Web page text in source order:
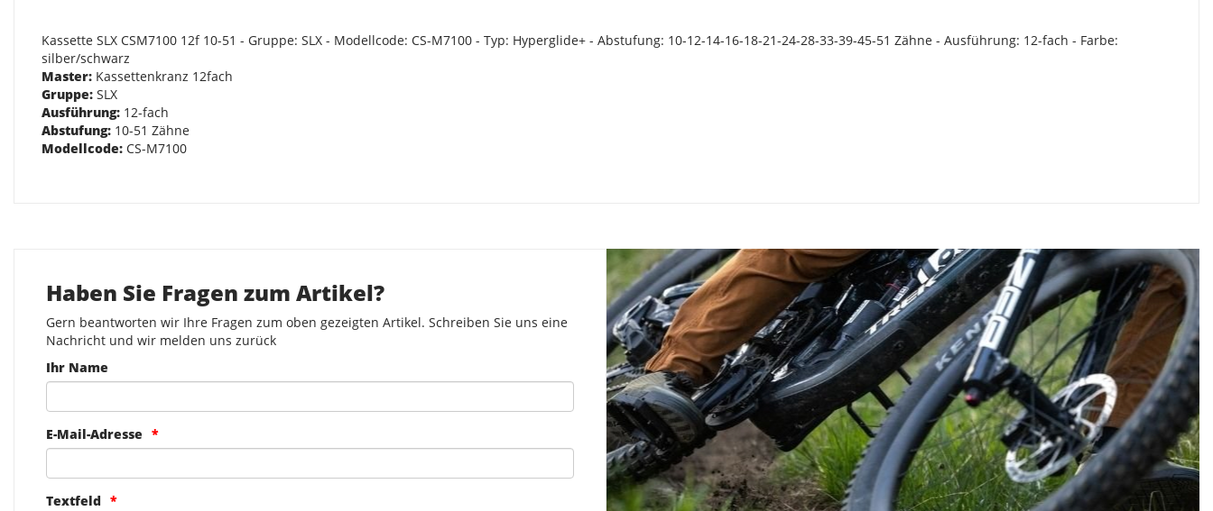
Kassette SLX CSM7100 12f 10-51 - Gruppe: SLX - Modellcode: CS-M7100 - Typ: Hyperglide+ - Abstufung: 10-12-14-16-18-21-24-28-33-39-45-51 Zähne - Ausführung: 12-fach - Farbe:
silber/schwarz
Master: Kassettenkranz 12fach
Gruppe: SLX
Ausführung: 12-fach
Abstufung: 10-51 Zähne
Modellcode: CS-M7100
Haben Sie Fragen zum Artikel?
Gern beantworten wir Ihre Fragen zum oben gezeigten Artikel. Schreiben Sie uns eine
Nachricht und wir melden uns zurück
Ihr Name
E-Mail-Adresse
Textfeld